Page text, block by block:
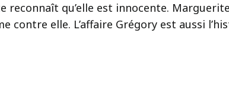
reconnaît qu’elle est innocente.
elle. L’affaire Grégory est aussi